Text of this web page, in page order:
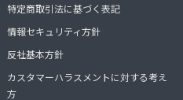
特定商取引法に基づく表記
情報セキュリティ方針
反社基本方針
カスタマーハラスメントに対する考え
方